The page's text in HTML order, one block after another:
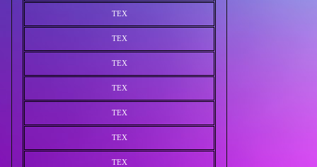
TEX
TEX
TEX
TEX
TEX
TEX
TEX